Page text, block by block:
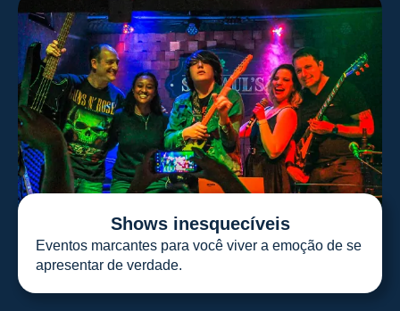
Shows inesquecíveis
Eventos marcantes para você viver a emoção de se
apresentar de verdade.